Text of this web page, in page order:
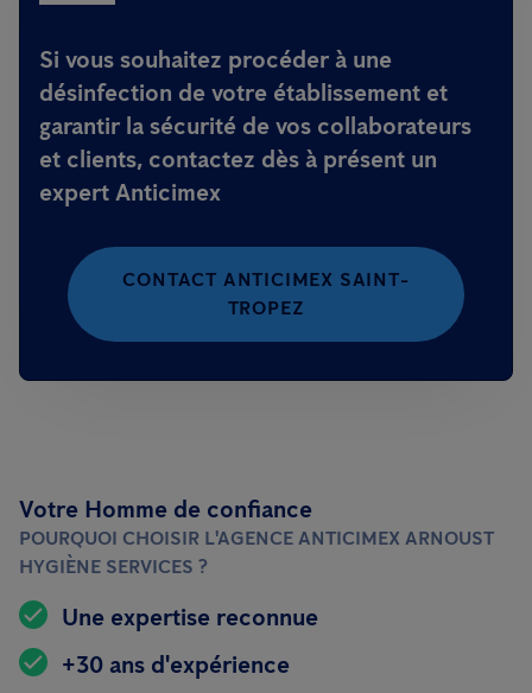
Si vous souhaitez procéder à une
désinfection de votre établissement et
garantir la sécurité de vos collaborateurs
et clients, contactez dès à présent un
expert Anticimex
CONTACT ANTICIMEX SAINT-
TROPEZ
Votre Homme de confiance
POURQUOI CHOISIR L'AGENCE ANTICIMEX ARNOUST
HYGIÈNE SERVICES ?
Une expertise reconnue
+30 ans d'expérience